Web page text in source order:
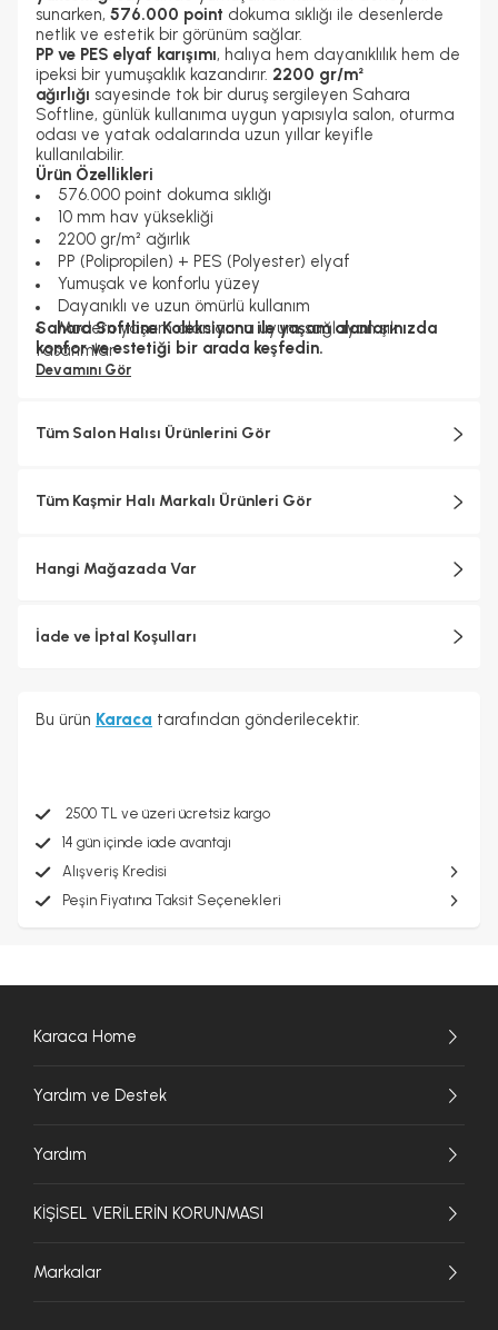
sunarken, 576.000 point dokuma sıklığı ile desenlerde
netlik ve estetik bir görünüm sağlar.
PP ve PES elyaf karışımı, halıya hem dayanıklılık hem de
ipeksi bir yumuşaklık kazandırır. 2200 gr/m²
ağırlığı sayesinde tok bir duruş sergileyen Sahara
Softline, günlük kullanıma uygun yapısıyla salon, oturma
odası ve yatak odalarında uzun yıllar keyifle
kullanılabilir.
Ürün Özellikleri
576.000 point dokuma sıklığı
10 mm hav yüksekliği
2200 gr/m² ağırlık
PP (Polipropilen) + PES (Polyester) elyaf
Yumuşak ve konforlu yüzey
Dayanıklı ve uzun ömürlü kullanım
Modern yaşam alanlarına uyum sağlayan şık
tasarımlar
Sahara Softline Koleksiyonu ile yaşam alanlarınızda
konfor ve estetiği bir arada keşfedin.
Devamını Gör
Tüm Salon Halısı Ürünlerini Gör
Tüm Kaşmir Halı Markalı Ürünleri Gör
Hangi Mağazada Var
İade ve İptal Koşulları
Bu ürün Karaca tarafından gönderilecektir.
2500 TL ve üzeri ücretsiz kargo
14 gün içinde iade avantajı
Alışveriş Kredisi
Peşin Fiyatına Taksit Seçenekleri
Karaca Home
Yardım ve Destek
Yardım
KİŞİSEL VERİLERİN KORUNMASI
Markalar